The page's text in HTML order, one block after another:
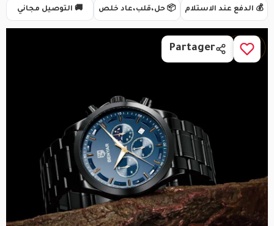
🚚 التوصيل مجاني 📦 حل،قلب،عاد خلص 💰 الدفع عند الاستلام
1 / 3
Partager